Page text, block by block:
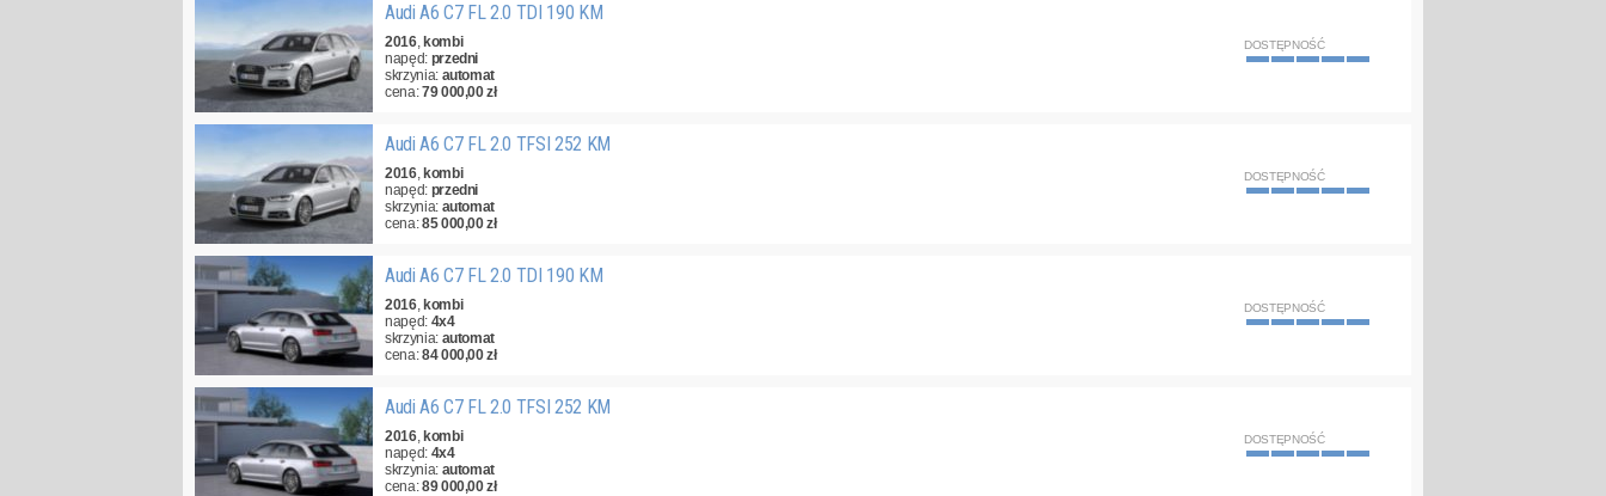
Audi A6 C7 FL 2.0 TDI 190 KM
2016, kombi
napęd: przedni
skrzynia: automat
cena:79 000,00 zł
DOSTĘPNOŚĆ
Audi A6 C7 FL 2.0 TFSI 252 KM
2016, kombi
napęd: przedni
skrzynia: automat
cena:85 000,00 zł
DOSTĘPNOŚĆ
Audi A6 C7 FL 2.0 TDI 190 KM
2016, kombi
napęd: 4x4
skrzynia: automat
cena:84 000,00 zł
DOSTĘPNOŚĆ
Audi A6 C7 FL 2.0 TFSI 252 KM
2016, kombi
napęd: 4x4
skrzynia: automat
cena:89 000,00 zł
DOSTĘPNOŚĆ